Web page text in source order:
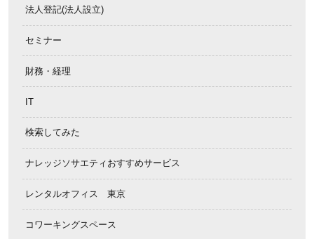
法人登記(法人設立)
セミナー
財務・経理
IT
検索してみた
ナレッジソサエティおすすめサービス
レンタルオフィス 東京
コワーキングスペース